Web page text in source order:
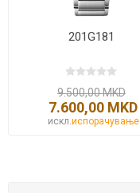
201G181
9.500,00 MKD
7.600,00 MKD
искл. испорачување